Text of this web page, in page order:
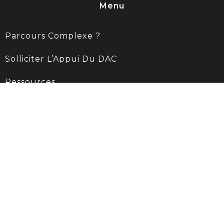
Menu
Parcours Complexe ?
Solliciter L’Appui Du DAC
Ressources